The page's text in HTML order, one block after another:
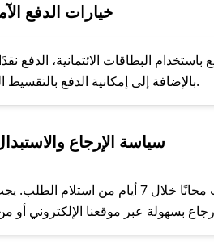
للحصول على كوبونات وخصومات
خيارات الدفع
البطاقات الائتمانية، الدفع
Apple Pay، بالإضافة إلى إمكانية الدفع بالتقسيط الشهري.
سياسة الإرجاع
يحرص عسل مذاق على توفير تجربة تسوق آمنة ومريحة لعملائه، حيث يمكنك استرجاع أو